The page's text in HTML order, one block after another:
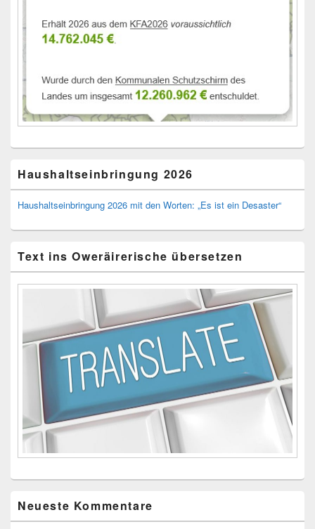
Haushaltseinbringung 2026
Haushaltseinbringung 2026 mit den Worten: „Es ist ein Desaster“
Text ins Oweräirerische übersetzen
Neueste Kommentare